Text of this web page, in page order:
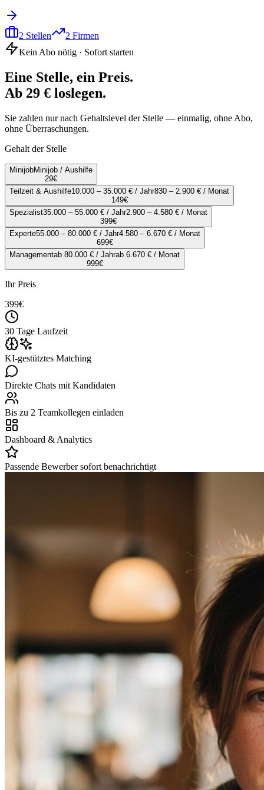
2 Stellen 2 Firmen
Kein Abo nötig · Sofort starten
Eine Stelle, ein Preis.
Ab 29 € loslegen.
Sie zahlen nur nach Gehaltslevel der Stelle — einmalig, ohne Abo,
ohne Überraschungen.
Gehalt der Stelle
MinijobMinijob / Aushilfe
29€
Teilzeit & Aushilfe10.000 – 35.000 € / Jahr830 – 2.900 € / Monat
149€
Spezialist35.000 – 55.000 € / Jahr2.900 – 4.580 € / Monat
399€
Experte55.000 – 80.000 € / Jahr4.580 – 6.670 € / Monat
699€
Managementab 80.000 € / Jahrab 6.670 € / Monat
999€
Ihr Preis
399€
30 Tage Laufzeit
KI-gestütztes Matching
Direkte Chats mit Kandidaten
Bis zu 2 Teamkollegen einladen
Dashboard & Analytics
Passende Bewerber sofort benachrichtigt